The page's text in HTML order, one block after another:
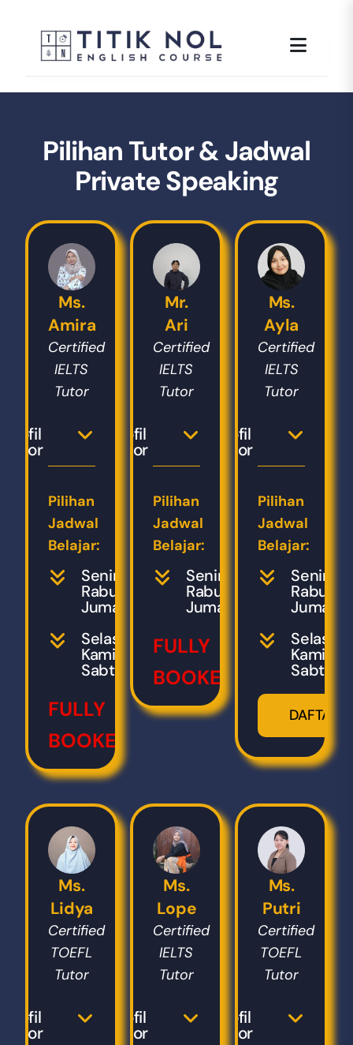
content
Pilihan Tutor & Jadwal
Private Speaking
Ms.
Amira
Certified
IELTS
Tutor
Profil
Tutor
Pilihan
Jadwal
Belajar:
Senin,
Rabu,
Jumat
Selasa,
Kamis,
Sabtu
FULLY
BOOKED!!!
Mr.
Ari
Certified
IELTS
Tutor
Profil
Tutor
Pilihan
Jadwal
Belajar:
Senin,
Rabu,
Jumat
FULLY
BOOKED!!!
Ms.
Ayla
Certified
IELTS
Tutor
Profil
Tutor
Pilihan
Jadwal
Belajar:
Senin,
Rabu,
Jumat
Selasa,
Kamis,
Sabtu
DAFTAR
Ms.
Lidya
Certified
TOEFL
Tutor
Profil
Tutor
Ms.
Lope
Certified
IELTS
Tutor
Profil
Tutor
Ms.
Putri
Certified
TOEFL
Tutor
Profil
Tutor